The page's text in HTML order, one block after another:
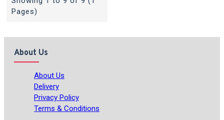
Pages)
About Us
About Us
Delivery
Privacy Policy
Terms & Conditions